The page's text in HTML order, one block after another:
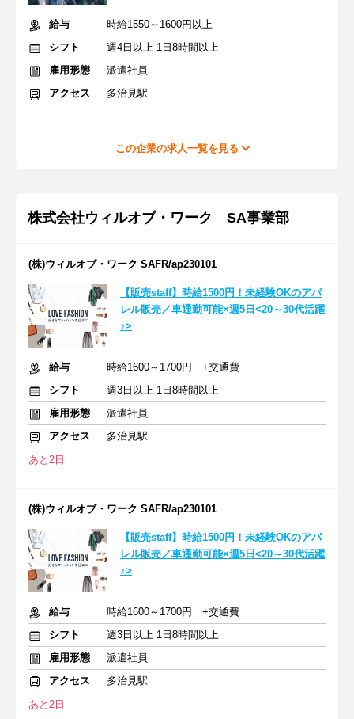
給与
時給1550～1600円以上
シフト
週4日以上 1日8時間以上
雇用形態
派遣社員
アクセス
多治見駅
この企業の求人一覧を見る
株式会社ウィルオブ・ワーク SA事業部
(株)ウィルオブ・ワーク SAFR/ap230101
【販売staff】時給1500円！未経験OKのアパ
レル販売／車通勤可能×週5日<20～30代活躍
♪>
給与
時給1600～1700円 +交通費
シフト
週3日以上 1日8時間以上
雇用形態
派遣社員
アクセス
多治見駅
あと2日
(株)ウィルオブ・ワーク SAFR/ap230101
【販売staff】時給1500円！未経験OKのアパ
レル販売／車通勤可能×週5日<20～30代活躍
♪>
給与
時給1600～1700円 +交通費
シフト
週3日以上 1日8時間以上
雇用形態
派遣社員
アクセス
多治見駅
あと2日